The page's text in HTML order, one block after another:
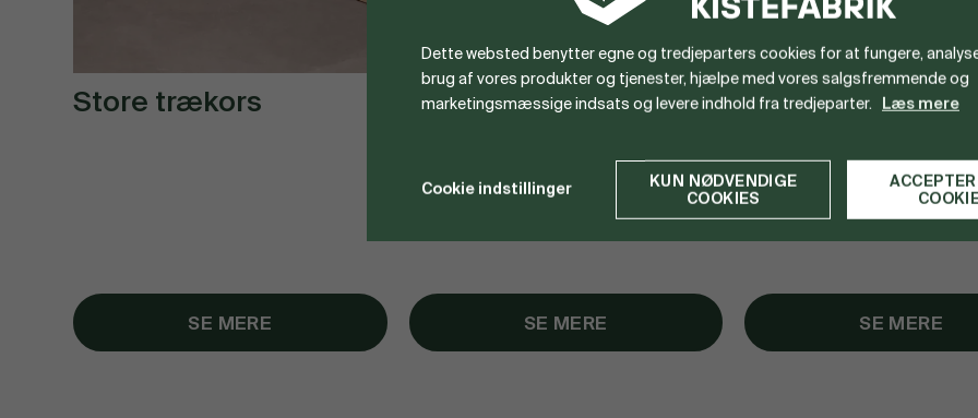
Store trækors
SE MERE
Dynesæt
SE MERE
Kisteskruer
SE MERE
Dette websted benytter egne og tredjeparters cookies for at fungere,
brug af vores produkter og tjenester, hjælpe med vores salgsfremmende og
marketingsmæssige indsats og levere indhold fra tredjeparter. Læs mere
Cookie indstillinger
KUN NØDVENDIGE
COOKIES